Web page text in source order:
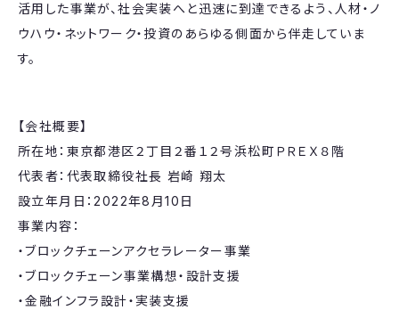
活用した事業が、社会実装へと迅速に到達できるよう、人材・ノ
ウハウ・ネットワーク・投資のあらゆる側面から伴走していま
す。
【会社概要】
所在地：東京都港区２丁目２番１２号浜松町ＰＲＥＸ８階
代表者：代表取締役社長 岩崎 翔太
設立年月日：2022年8月10日
事業内容：
・ブロックチェーンアクセラレーター事業
・ブロックチェーン事業構想・設計支援
・金融インフラ設計・実装支援